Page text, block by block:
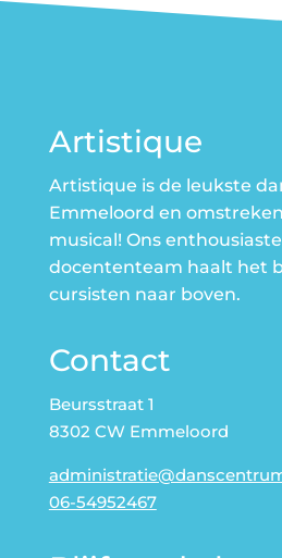
Artistique
Artistique is de leukste
Emmeloord en
musical! Ons
docententeam haalt het
cursisten naar boven.
Contact
Beursstraat 1
8302 CW Emmeloord
06-54952467